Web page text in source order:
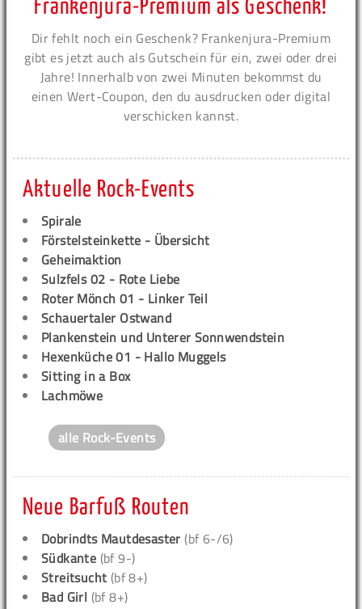
Frankenjura-Premium als Geschenk!
Dir fehlt noch ein Geschenk? Frankenjura-Premium
gibt es jetzt auch als Gutschein für ein, zwei oder drei
Jahre! Innerhalb von zwei Minuten bekommst du
einen Wert-Coupon, den du ausdrucken oder digital
verschicken kannst.
Aktuelle Rock-Events
Spirale
Förstelsteinkette - Übersicht
Geheimaktion
Sulzfels 02 - Rote Liebe
Roter Mönch 01 - Linker Teil
Schauertaler Ostwand
Plankenstein und Unterer Sonnwendstein
Hexenküche 01 - Hallo Muggels
Sitting in a Box
Lachmöwe
alle Rock-Events
Neue Barfuß Routen
Dobrindts Mautdesaster (bf 6-/6)
Südkante (bf 9-)
Streitsucht (bf 8+)
Bad Girl (bf 8+)